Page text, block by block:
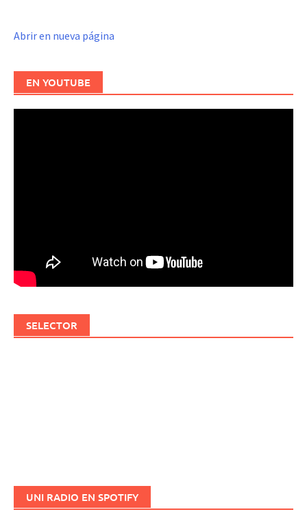
Abrir en nueva página
EN YOUTUBE
SELECTOR
UNI RADIO EN SPOTIFY